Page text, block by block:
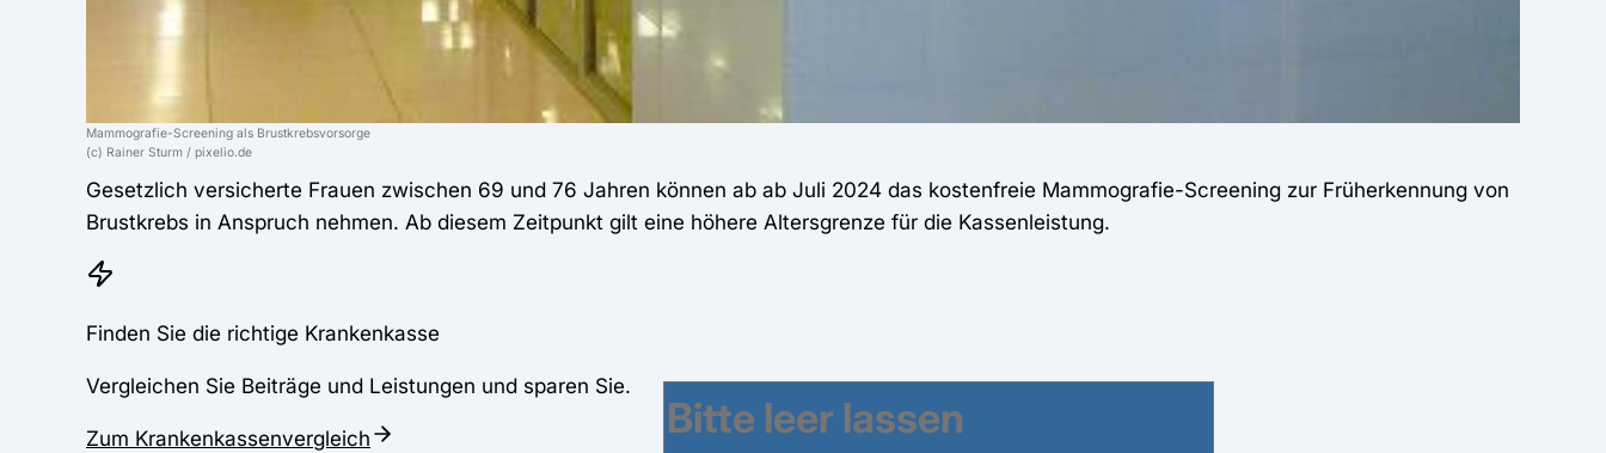
Mammografie-Screening als Brustkrebsvorsorge
(c) Rainer Sturm / pixelio.de
Gesetzlich versicherte Frauen zwischen 69 und 76 Jahren können ab ab Juli 2024 das kostenfreie Mammografie-Screening zur Früherkennung von
Brustkrebs in Anspruch nehmen. Ab diesem Zeitpunkt gilt eine höhere Altersgrenze für die Kassenleistung.
Finden Sie die richtige Krankenkasse
Vergleichen Sie Beiträge und Leistungen und sparen Sie.
Zum Krankenkassenvergleich